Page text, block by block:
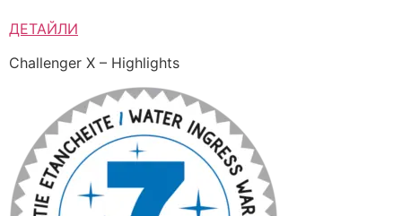
ДЕТАЙЛИ
Challenger X – Highlights